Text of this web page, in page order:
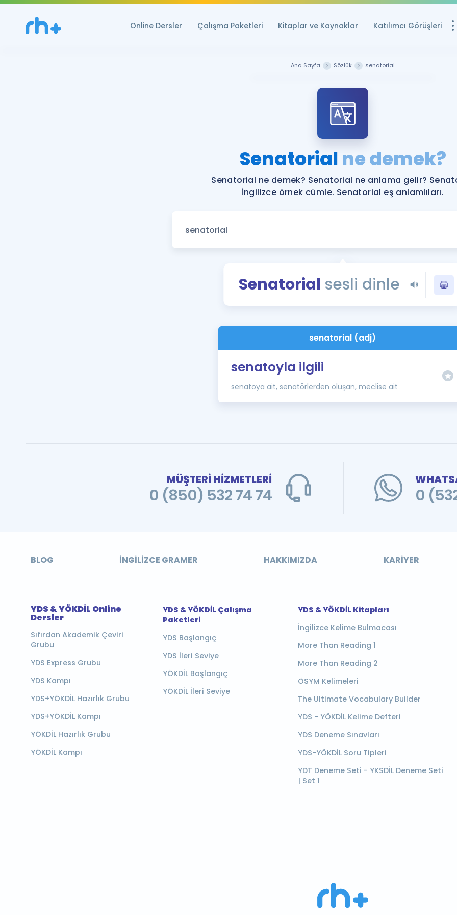
Online Dersler Çalışma Paketleri Kitaplar ve Kaynaklar Katılımcı Görüşleri
YDS ve YÖKDİL
YDS ve YÖKDİL'e
Tüm ÖSYM
YDS - YÖKDİL
İngilizce
Ana Sayfa Sözlük senatorial
Senatorialne demek?
Senatorial ne demek? Senatorial ne anlama gelir?
İngilizce örnek cümle. Senatorial eş anlamlıları.
Senatorial sesli dinle
senatorial (adj)
senatoyla ilgili
senatoya ait, senatörlerden oluşan, meclise ait
MÜŞTERİ HİZMETLERİ
0 (850) 532 74 74 0
BLOG İNGILIZCE GRAMER HAKKIMIZDA KARIYER
YDS & YÖKDİL Online
Dersler
Sıfırdan Akademik Çeviri
Grubu
YDS Express Grubu
YDS Kampı
YDS+YÖKDİL Hazırlık Grubu
YDS+YÖKDİL Kampı
YÖKDİL Hazırlık Grubu
YÖKDİL Kampı
YDS & YÖKDİL Çalışma
Paketleri
YDS Başlangıç
YDS İleri Seviye
YÖKDİL Başlangıç
YÖKDİL İleri Seviye
YDS & YÖKDİL Kitapları
İngilizce Kelime Bulmacası
More Than Reading 1
More Than Reading 2
ÖSYM Kelimeleri
The Ultimate Vocabulary Builder
YDS - YÖKDİL Kelime Defteri
YDS Deneme Sınavları
YDS-YÖKDİL Soru Tipleri
YDT Deneme Seti - YKSDİL Deneme Seti
| Set 1